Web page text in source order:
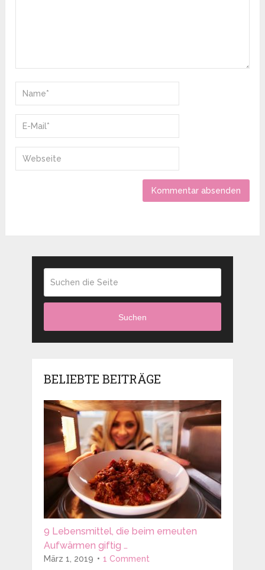
Suchen
BELIEBTE BEITRÄGE
9 Lebensmittel, die beim erneuten
Aufwärmen giftig …
März 1, 2019 1 Comment